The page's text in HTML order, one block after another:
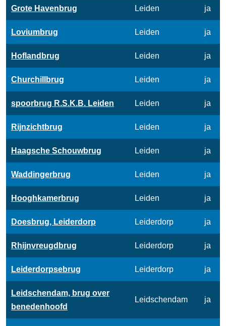
Grote Havenbrug Leiden ja
Loviumbrug Leiden ja
Hoflandbrug Leiden ja
Churchillbrug Leiden ja
spoorbrug R.S.K.B. Leiden Leiden ja
Rijnzichtbrug Leiden ja
Haagsche Schouwbrug Leiden ja
Waddingerbrug Leiden ja
Hooghkamerbrug Leiden ja
Doesbrug, Leiderdorp Leiderdorp ja
Rhijnvreugdbrug Leiderdorp ja
Leiderdorpsebrug Leiderdorp ja
Leidschendam, brug over
benedenhoofd
Leidschendam ja